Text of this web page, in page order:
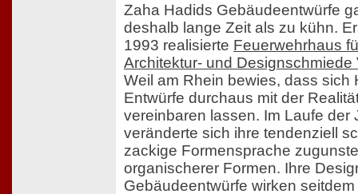
Zaha Hadids Gebäudeentwürfe
deshalb lange Zeit als zu kühn.
1993 realisierte Feuerwehrhaus
Architektur- und
Weil am Rhein bewies, dass sich
Entwürfe durchaus mit der
vereinbaren lassen. Im Laufe der
veränderte sich ihre tendenziell
zackige Formensprache
organischerer Formen. Ihre
Gebäudeentwürfe wirken